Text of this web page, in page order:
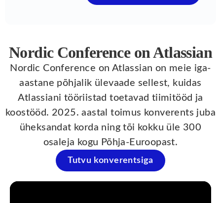
Nordic Conference on Atlassian
Nordic Conference on Atlassian on meie iga-
aastane põhjalik ülevaade sellest, kuidas
Atlassiani tööriistad toetavad tiimitööd ja
koostööd. 2025. aastal toimus konverents juba
üheksandat korda ning tõi kokku üle 300
osaleja kogu Põhja-Euroopast.
Tutvu konverentsiga